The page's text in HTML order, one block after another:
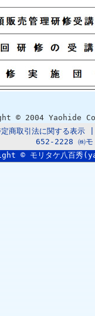
© 2004 Yaohide
商取引法に関する表示
652-2228 ㈱モ
© モリタケ八百